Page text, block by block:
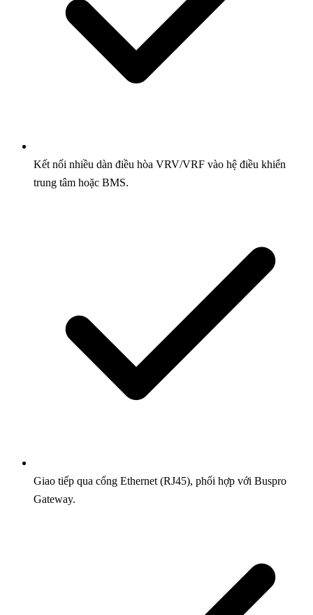
Kết nối nhiều dàn điều hòa VRV/VRF vào hệ điều khiển
trung tâm hoặc BMS.
Giao tiếp qua cổng Ethernet (RJ45), phối hợp với Buspro
Gateway.